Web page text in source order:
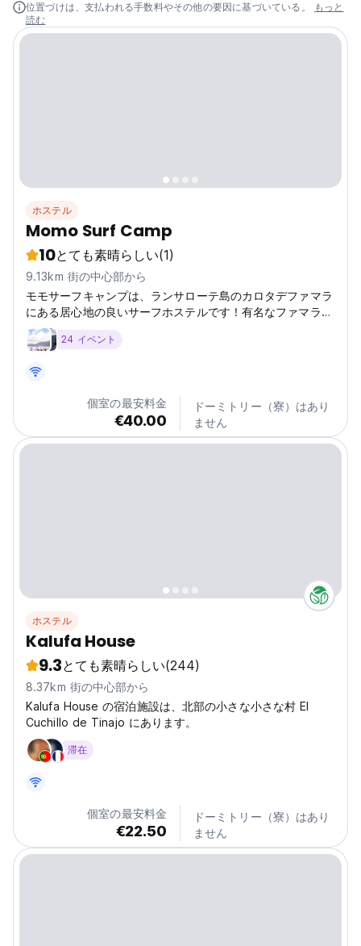
位置づけは、支払われる手数料やその他の要因に基づいている。
もっと
読む
ホステル
Momo Surf Camp
10とても素晴らしい(1)
9.13km 街の中心部から
モモサーフキャンプは、ランサローテ島のカロタデファマラ
にある居心地の良いサーフホステルです！有名なファマラビ
ーチで波に乗ろう。海の見えるスイミングプールは、サーフ
トリップに最適です。 (Auto-translated from original
24 イベント
個室の最安料金
€40.00
ドーミトリー（寮）はあり
ません
ホステル
Kalufa House
9.3とても素晴らしい(244)
8.37km 街の中心部から
Kalufa House の宿泊施設は、北部の小さな小さな村 El
Cuchillo de Tinajo にあります。
滞在
個室の最安料金
€22.50
ドーミトリー（寮）はあり
ません